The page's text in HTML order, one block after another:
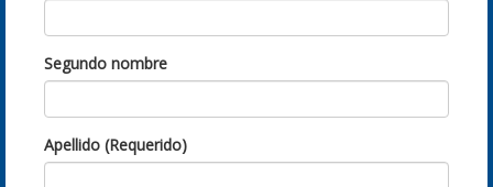
Segundo nombre
Apellido (Requerido)